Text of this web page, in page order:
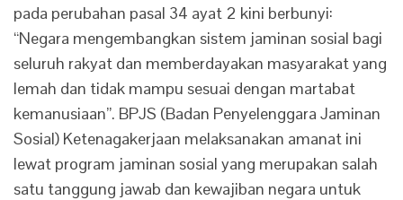
pada perubahan pasal 34 ayat 2 kini berbunyi:
“Negara mengembangkan sistem jaminan sosial bagi
seluruh rakyat dan memberdayakan masyarakat yang
lemah dan tidak mampu sesuai dengan martabat
kemanusiaan”. BPJS (Badan Penyelenggara Jaminan
Sosial) Ketenagakerjaan melaksanakan amanat ini
lewat program jaminan sosial yang merupakan salah
satu tanggung jawab dan kewajiban negara untuk